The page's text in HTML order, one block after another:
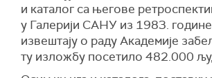
и каталог са његове
у Галерији САНУ из 1983. године,
извештају о раду Академије
ту изложбу посетило 482.000